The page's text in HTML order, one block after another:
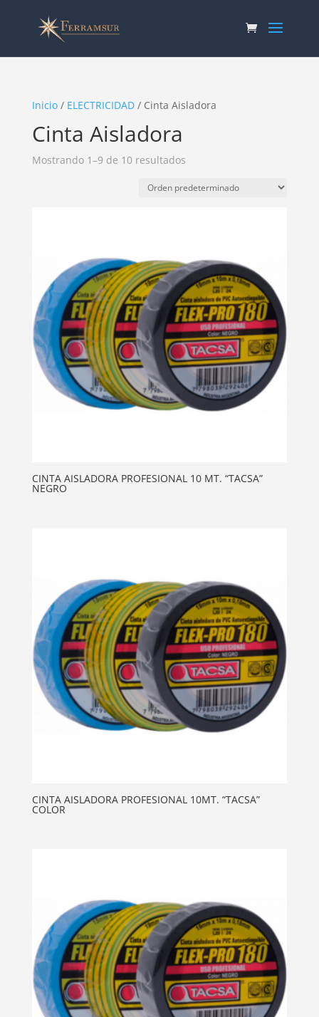
Inicio/ ELECTRICIDAD/ Cinta Aisladora
Cinta Aisladora
Mostrando 1–9 de 10 resultados
CINTA AISLADORA PROFESIONAL 10 MT. “TACSA”
NEGRO
CINTA AISLADORA PROFESIONAL 10MT. “TACSA”
COLOR